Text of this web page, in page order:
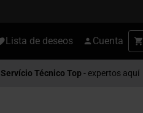
Lista de deseos Cuenta
Servício Técnico Top - expertos aquí